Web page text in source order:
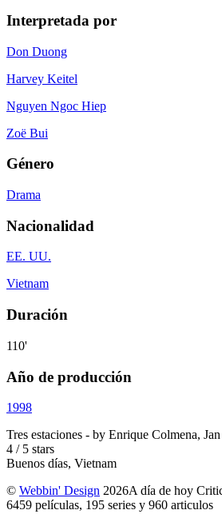
Interpretada por
Don Duong
Harvey Keitel
Nguyen Ngoc Hiep
Zoë Bui
Género
Drama
Nacionalidad
EE. UU.
Vietnam
Duración
110'
Año de producción
1998
Tres estaciones - by Enrique Colmena,
4 / 5 stars
Buenos días, Vietnam
© Webbin' Design 2026A día de hoy
6459 películas, 195 series y 960 articulos